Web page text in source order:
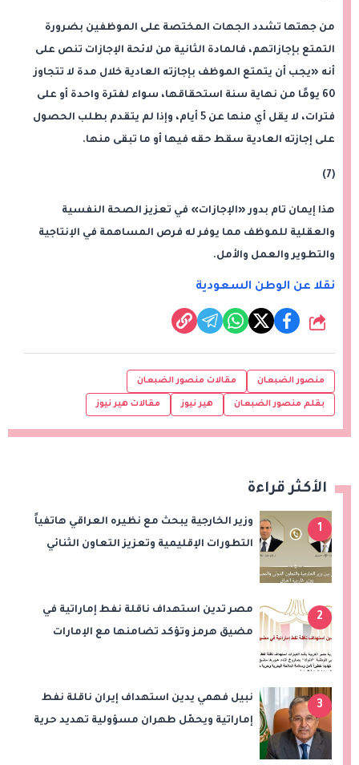
من جهتها تشدد الجهات المختصة على الموظفين بضرورة
التمتع بإجازاتهم، فالمادة الثانية من لائحة الإجازات تنص على
أنه «يجب أن يتمتع الموظف بإجازته العادية خلال مدة لا تتجاوز
60 يومًا من نهاية سنة استحقاقها، سواء لفترة واحدة أو على
فترات، لا يقل أي منها عن 5 أيام، وإذا لم يتقدم بطلب الحصول
على إجازته العادية سقط حقه فيها أو ما تبقى منها.
(7)
هذا إيمان تام بدور «الإجازات» في تعزيز الصحة النفسية
والعقلية للموظف مما يوفر له فرص المساهمة في الإنتاجية
والتطوير والعمل والأمل.
نقلا عن الوطن السعودية
شارك
منصور الضبعان مقالات منصور الضبعان
بقلم منصور الضبعان هير نيوز مقالات هير نيوز
الأكثر قراءة
1
وزير الخارجية يبحث مع نظيره العراقي هاتفياً
التطورات الإقليمية وتعزيز التعاون الثنائي
2
مصر تدين استهداف ناقلة نفط إماراتية في
مضيق هرمز وتؤكد تضامنها مع الإمارات
3
نبيل فهمي يدين استهداف إيران ناقلة نفط
إماراتية ويحمّل طهران مسؤولية تهديد حرية